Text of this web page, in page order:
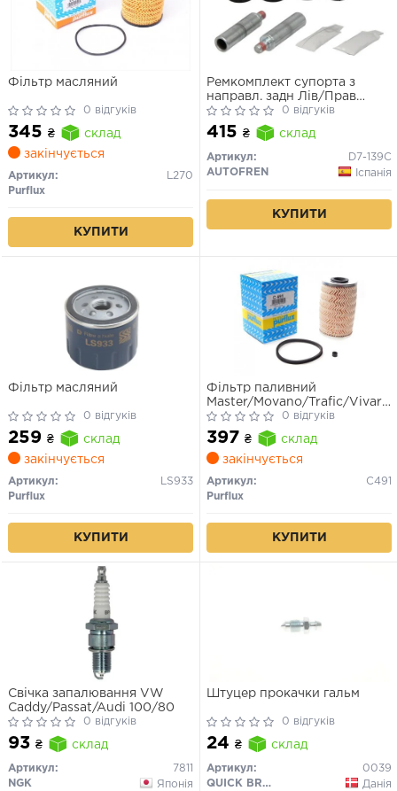
Фільтр масляний
0 відгуків
345 ₴
склад
закінчується
Артикул:
L270
Purflux
КУПИТИ
Ремкомплект супорта з
направл. задн Лів/Прав
NISSAN NV400, OPEL
MOVANO B, RENAULT
MASTER III 2.3D 02.10-
0 відгуків
415 ₴ склад
Артикул:
D7-139C
AUTOFREN
Іспанія
КУПИТИ
Фільтр масляний
0 відгуків
259 ₴
склад
закінчується
Артикул:
LS933
Purflux
КУПИТИ
Фільтр паливний
Master/Movano/Trafic/Vivaro
1.9-3.0 dCi 03>(Purflux)
0 відгуків
397 ₴
склад
закінчується
Артикул:
C491
Purflux
КУПИТИ
Свічка запалювання VW
Caddy/Passat/Audi 100/80
0 відгуків
93 ₴ склад
Артикул:
7811
NGK
Японія
Штуцер прокачки гальм
0 відгуків
24 ₴ склад
Артикул:
0039
QUICK BRAKE
Данія